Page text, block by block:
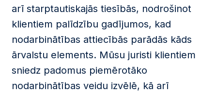
arī starptautiskajās tiesībās, nodrošinot
klientiem palīdzību gadījumos, kad
nodarbinātības attiecībās parādās kāds
ārvalstu elements. Mūsu juristi klientiem
sniedz padomus piemērotāko
nodarbinātības veidu izvēlē, kā arī